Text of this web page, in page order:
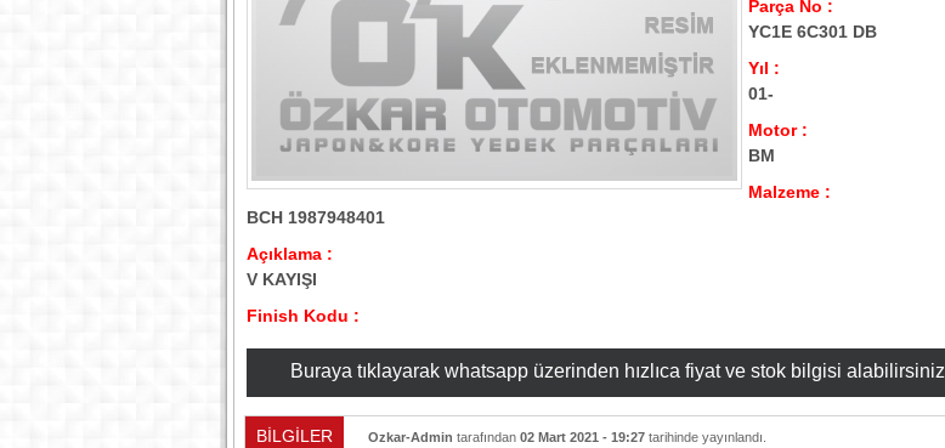
Parça No :
YC1E 6C301 DB
Yıl :
01-
Motor :
BM
Malzeme :
BCH 1987948401
Açıklama :
V KAYIŞI
Finish Kodu :
Buraya tıklayarak whatsapp üzerinden hızlıca fiyat ve stok bilgisi alabilirsiniz
BİLGİLER Ozkar-Admin tarafından 02 Mart 2021 - 19:27tarihinde yayınlandı.